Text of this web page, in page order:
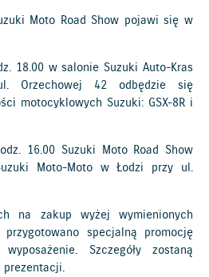
Moto Road Show pojawi się w
18.00 w salonie Suzuki Auto-Kras
Orzechowej 42 odbędzie się
motocyklowych Suzuki: GSX-8R i
16.00 Suzuki Moto Road Show
Moto-Moto w Łodzi przy ul.
na zakup wyżej wymienionych
specjalną promocję
Szczegóły zostaną
prezentacji.